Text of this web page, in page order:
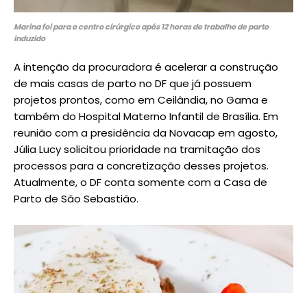
Marina foi para o centro cirúrgico após 12 horas de trabalho de parto
induzido
A intenção da procuradora é acelerar a construção
de mais casas de parto no DF que já possuem
projetos prontos, como em Ceilândia, no Gama e
também do Hospital Materno Infantil de Brasília. Em
reunião com a presidência da Novacap em agosto,
Júlia Lucy solicitou prioridade na tramitação dos
processos para a concretização desses projetos.
Atualmente, o DF conta somente com a Casa de
Parto de São Sebastião.